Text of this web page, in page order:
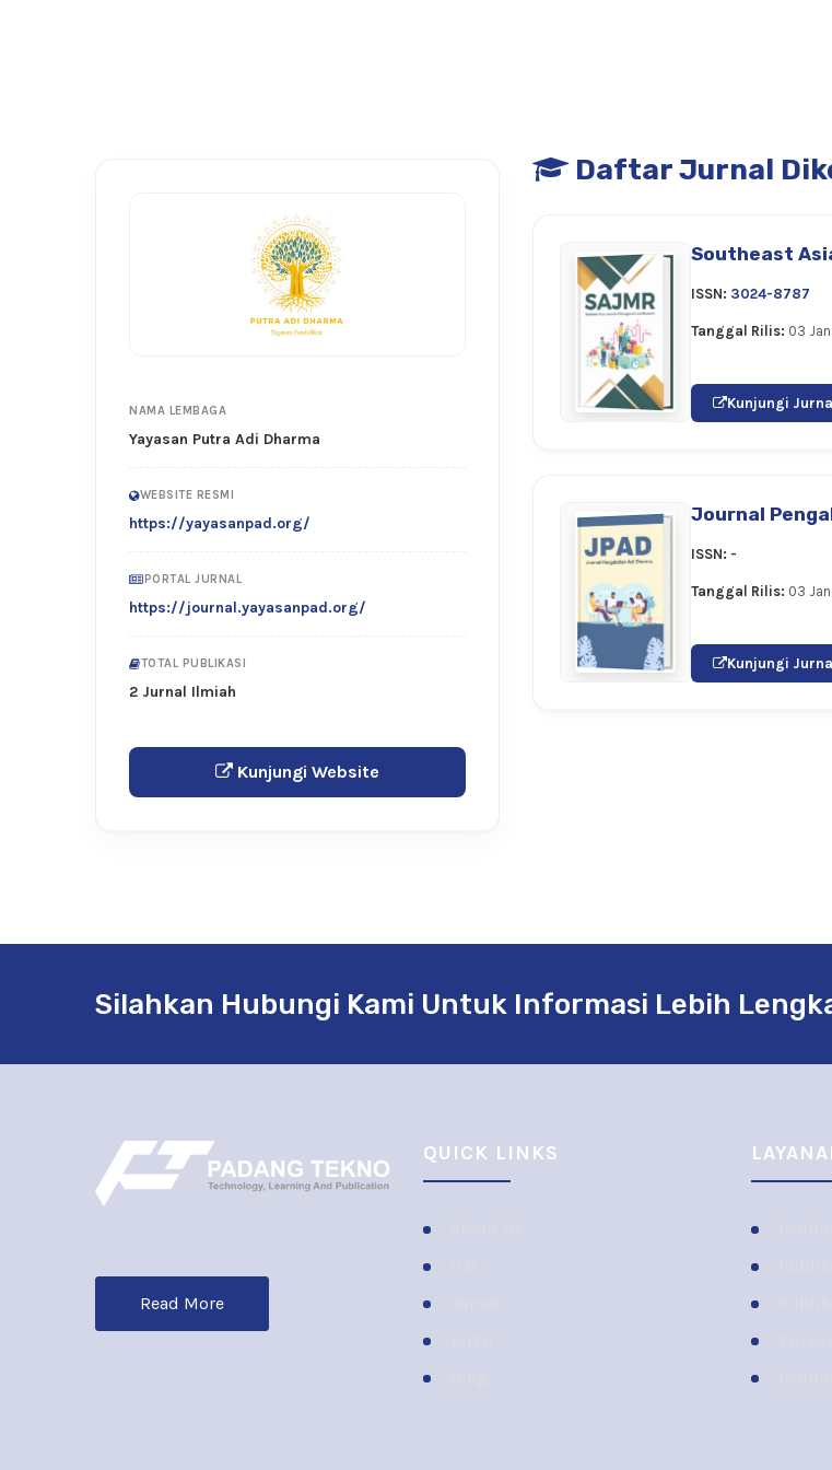
NAMA LEMBAGA
Yayasan Putra Adi Dharma
WEBSITE RESMI
https://yayasanpad.org/
PORTAL JURNAL
https://journal.yayasanpad.org/
TOTAL PUBLIKASI
2 Jurnal Ilmiah
Kunjungi Website
Daftar Jurnal
Southeast
ISSN: 3024-8787
Tanggal Rilis: 03
Kunjungi Jurnal
Journal
ISSN: -
Tanggal Rilis: 03
Kunjungi Jurnal
Silahkan Hubungi Kami Untuk Informasi Lebih
Read More
QUICK LINKS